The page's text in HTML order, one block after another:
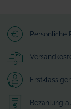
Persönliche
Bezahlung